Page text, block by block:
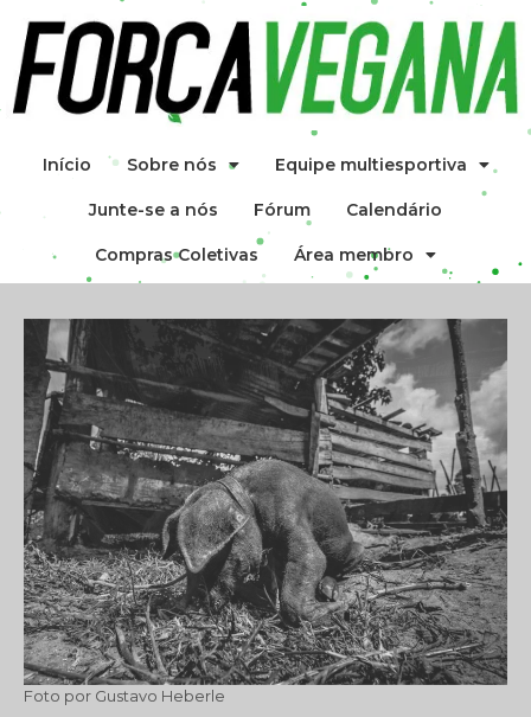
Início Sobre nós Equipe multiesportiva
Junte-se a nós Fórum Calendário
Compras Coletivas Área membro
Foto por Sara Bueno Anacleto
Foto por Gustavo Heberle
Foto por Gustavo Heberle
Foto por Gustavo Heberle
Foto por Gustavo Heberle
Foto por Joice Vogel
Foto por Joice Vogel
Foto por Sara Bueno Anacleto
Foto por Sara Bueno Anacleto
Foto por Gustavo Heberle